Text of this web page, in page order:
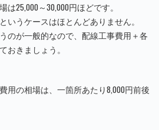
25,000～30,000円ほどです。
いうケースはほとんどありません。
のが一般的なので、配線工事費用＋各
おきましょう。
用の相場は、一箇所あたり8,000円前後